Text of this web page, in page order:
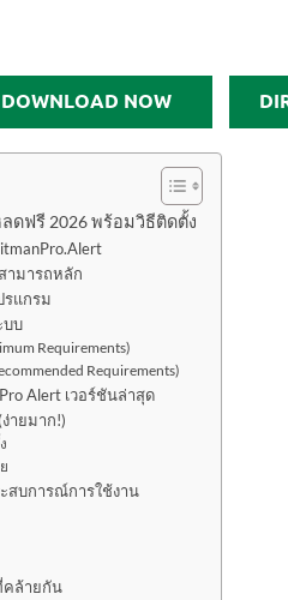
DOWNLOAD NOW
ดฟรี 2026 พร้อมวิธีติดตั้ง
ามารถหลัก
รแกรม
บบ
Requirements)
Requirements)
Alert เวอร์ชันล่าสุด
ายมาก!)
สบการณ์การใช้งาน
คล้ายกัน